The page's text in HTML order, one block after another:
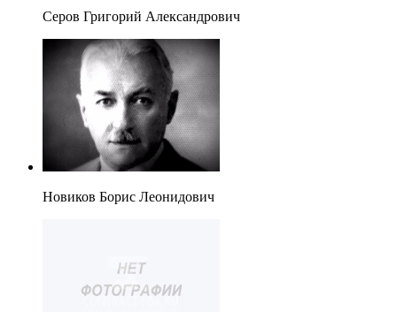
Серов Григорий Александрович
Новиков Борис Леонидович